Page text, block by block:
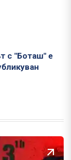
с "Боташ" е